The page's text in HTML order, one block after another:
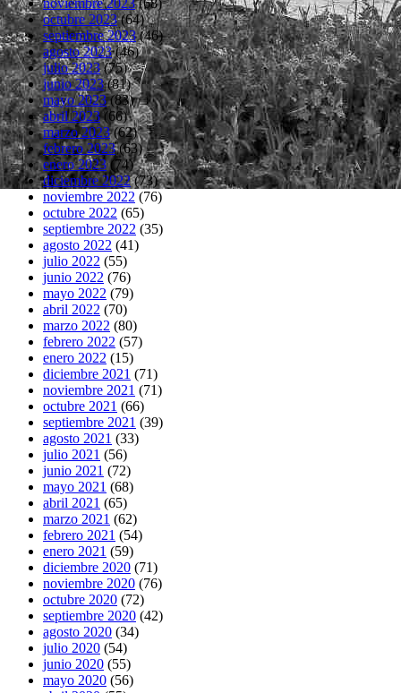
octubre 2023(64)
septiembre 2023(46)
agosto 2023(46)
julio 2023(75)
junio 2023(81)
mayo 2023(83)
abril 2023(66)
marzo 2023(62)
febrero 2023(63)
enero 2023(74)
diciembre 2022(73)
noviembre 2022 (76)
octubre 2022 (65)
septiembre 2022 (35)
agosto 2022 (41)
julio 2022 (55)
junio 2022 (76)
mayo 2022 (79)
abril 2022 (70)
marzo 2022 (80)
febrero 2022 (57)
enero 2022 (15)
diciembre 2021 (71)
noviembre 2021 (71)
octubre 2021 (66)
septiembre 2021 (39)
agosto 2021 (33)
julio 2021 (56)
junio 2021 (72)
mayo 2021 (68)
abril 2021 (65)
marzo 2021 (62)
febrero 2021 (54)
enero 2021 (59)
diciembre 2020 (71)
noviembre 2020 (76)
octubre 2020 (72)
septiembre 2020 (42)
agosto 2020 (34)
julio 2020 (54)
junio 2020 (55)
mayo 2020 (56)